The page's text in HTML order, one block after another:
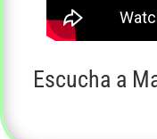
Escucha a